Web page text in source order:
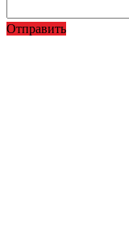
Отправить